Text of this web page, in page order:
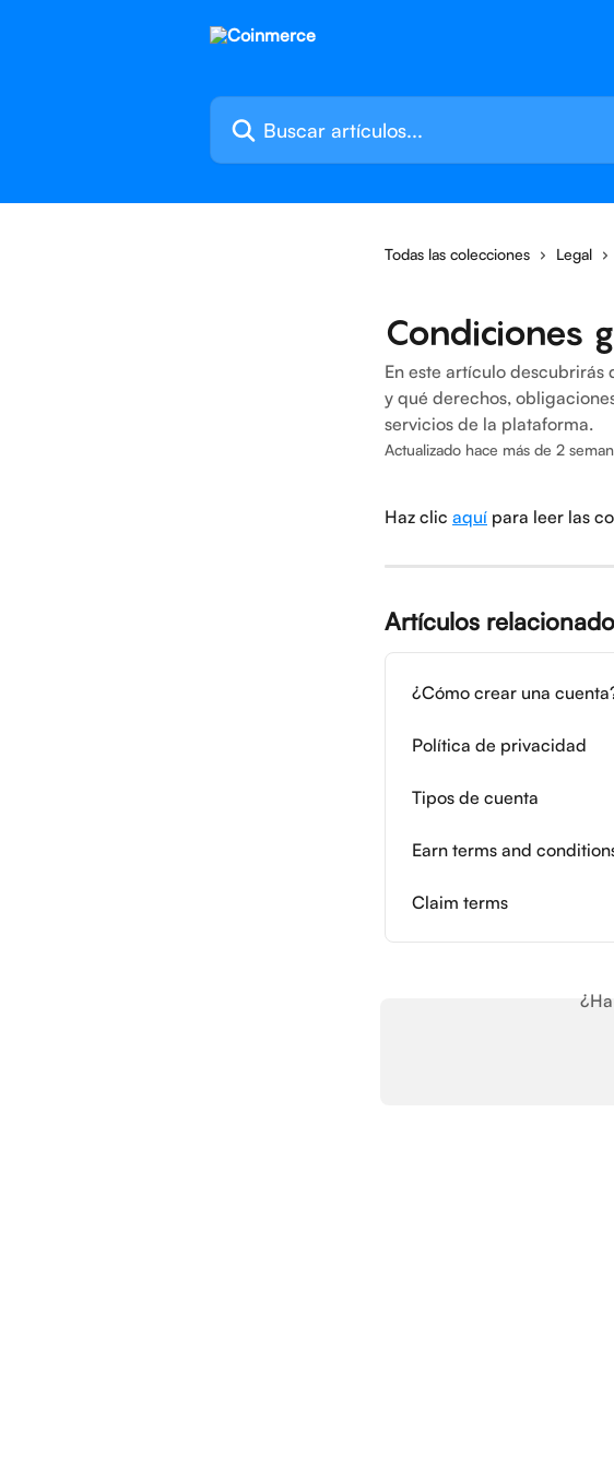
Buscar artículos...
Todas las colecciones Legal
Condiciones
En este artículo
y qué derechos,
servicios de la plataforma.
Actualizado hace más de 2
Haz clic aquí para leer las
Artículos
¿Cómo crear una
Política de privacidad
Tipos de cuenta
Earn terms and
Claim terms